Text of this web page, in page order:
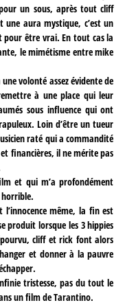
un sous, après tout cliff
aura mystique, c’est un
être vrai. En tout cas la
le mimétisme entre mike
volonté assez évidente de
à une place qui leur
sous influence qui ont
Loin d’être un tueur
raté qui a commandité
financières, il ne mérite pas
et qui m’a profondément
horrible.
même, la fin est
produit lorsque les 3 hippies
cliff et rick font alors
et donner à la pauvre
tristesse, pas du tout le
un film de Tarantino.